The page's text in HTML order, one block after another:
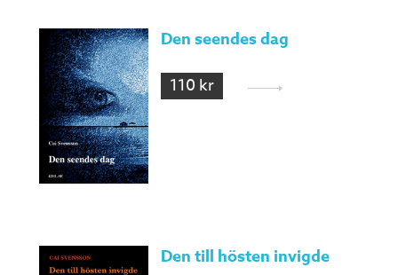
Den seendes dag
110 kr
Den till hösten invigde